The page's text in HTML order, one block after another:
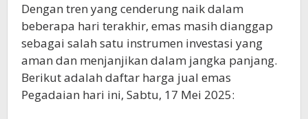
Dengan tren yang cenderung naik dalam
beberapa hari terakhir, emas masih dianggap
sebagai salah satu instrumen investasi yang
aman dan menjanjikan dalam jangka panjang.
Berikut adalah daftar harga jual emas
Pegadaian hari ini, Sabtu, 17 Mei 2025: